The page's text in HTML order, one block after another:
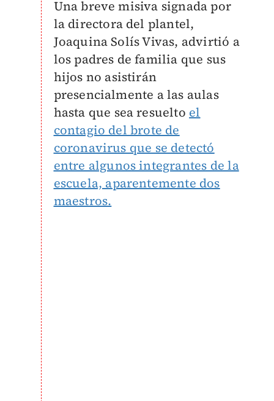
Una breve misiva signada por
la directora del plantel,
Joaquina Solís Vivas, advirtió a
los padres de familia que sus
hijos no asistirán
presencialmente a las aulas
hasta que sea resuelto el
contagio del brote de
coronavirus que se detectó
entre algunos integrantes de la
escuela, aparentemente dos
maestros.